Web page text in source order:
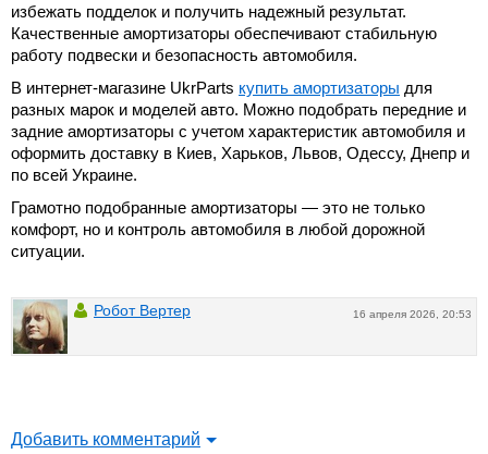
избежать подделок и получить надежный результат.
Качественные амортизаторы обеспечивают стабильную
работу подвески и безопасность автомобиля.
В интернет-магазине UkrParts купить амортизаторы для
разных марок и моделей авто. Можно подобрать передние и
задние амортизаторы с учетом характеристик автомобиля и
оформить доставку в Киев, Харьков, Львов, Одессу, Днепр и
по всей Украине.
Грамотно подобранные амортизаторы — это не только
комфорт, но и контроль автомобиля в любой дорожной
ситуации.
16 апреля 2026, 20:53
Робот Вертер
Добавить комментарий